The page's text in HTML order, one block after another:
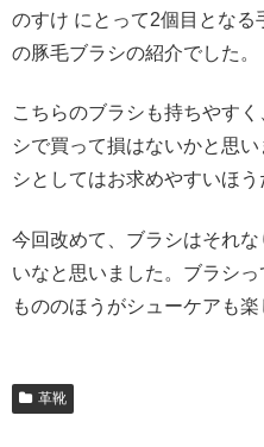
のすけ にとって2個目とな
の豚毛ブラシの紹介でした。
こちらのブラシも持ちやす
シで買って損はないかと思
シとしてはお求めやすいほう
今回改めて、ブラシはそれ
いなと思いました。ブラシ
もののほうがシューケアも楽
革靴